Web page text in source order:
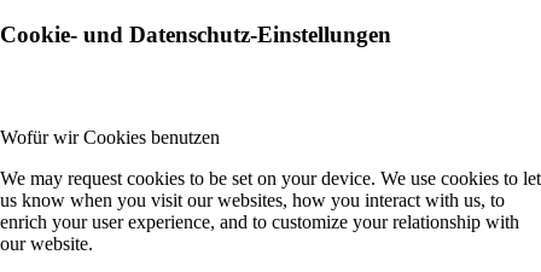
Cookie- und Datenschutz-Einstellungen
Wofür wir Cookies benutzen
We may request cookies to be set on your device. We use cookies to let
us know when you visit our websites, how you interact with us, to
enrich your user experience, and to customize your relationship with
our website.